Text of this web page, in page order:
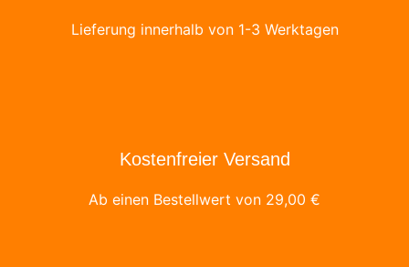
Lieferung innerhalb von 1-3 Werktagen
Kostenfreier Versand
Ab einen Bestellwert von 29,00 €